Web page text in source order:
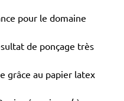
pour le domaine
de ponçage très
grâce au papier latex